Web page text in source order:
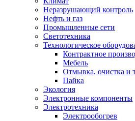
Неразрушающий контроль
Нефть и газ
Промышленные сети
Светотехника
Технологическое
Контрактное
Мебель
Отмывка, очистка и
Пайка
Экология
Электронные компоненты
Электротехника
Электрообогрев